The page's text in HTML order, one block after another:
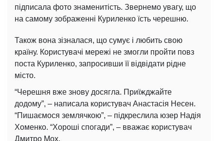
підписала фото знаменитість. Звернемо увагу, що
на самому зображенні Куриленко їсть черешню.
Також вона зізналася, що сумує і любить свою
країну. Користувачі мережі не змогли пройти повз
поста Куриленко, запросивши її відвідати рідне
місто.
“Черешня вже знову досягла. Приїжджайте
додому”, – написала користувач Анастасія Несен.
“Пишаємося землячкою”, – підкреслила юзер Надія
Хоменко. “Хороші спогади”, – вважає користувач
Дмитро Мох.